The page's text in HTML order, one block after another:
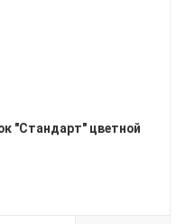
"Стандарт" цветной